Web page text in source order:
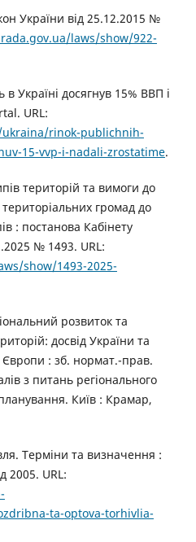
України від 25.12.2015 №
laws/show/922-
в Україні досягнув 15% ВВП і
URL:
rinok-publichnih-
15-vvp-i-nadali-zrostatime.
територій та вимоги до
громад до
: постанова Кабінету
№ 1493. URL:
show/1493-2025-
розвиток та
досвід України та
: зб. нормат.-прав.
з питань регіонального
Київ : Крамар,
Терміни та визначення :
2005. URL:
ta-optova-torhivlia-